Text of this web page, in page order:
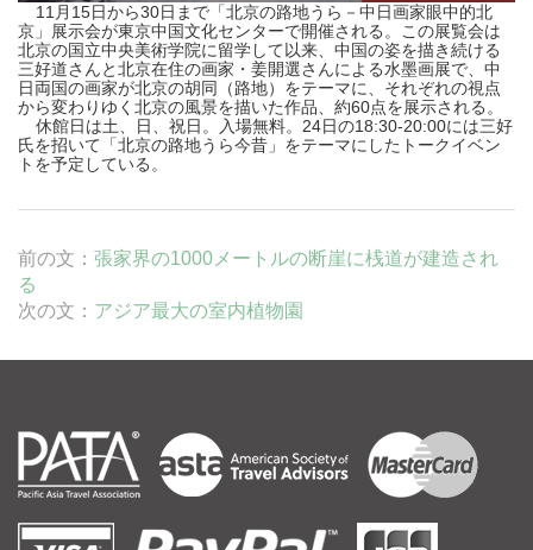
11月15日から30日まで「北京の路地うら－中日画家眼中的北
京」展示会が東京中国文化センターで開催される。この展覧会は
北京の国立中央美術学院に留学して以来、中国の姿を描き続ける
三好道さんと北京在住の画家・姜開選さんによる水墨画展で、中
日両国の画家が北京の胡同（路地）をテーマに、それぞれの視点
から変わりゆく北京の風景を描いた作品、約60点を展示される。
休館日は土、日、祝日。入場無料。24日の18:30-20:00には三好
氏を招いて「北京の路地うら今昔」をテーマにしたトークイベン
トを予定している。
前の文： 張家界の1000メートルの断崖に桟道が建造され
る
次の文： アジア最大の室内植物園